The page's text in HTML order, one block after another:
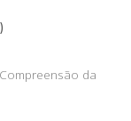
da